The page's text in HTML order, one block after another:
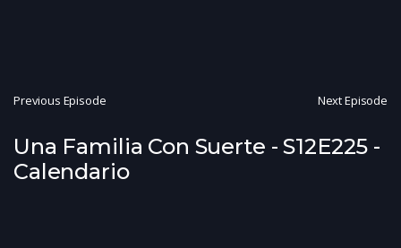
Previous Episode Next Episode
Una Familia Con Suerte - S12E225 -
Calendario